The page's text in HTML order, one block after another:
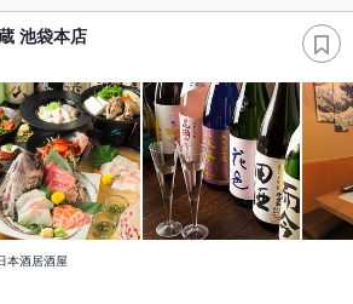
池袋本店
本酒居酒屋